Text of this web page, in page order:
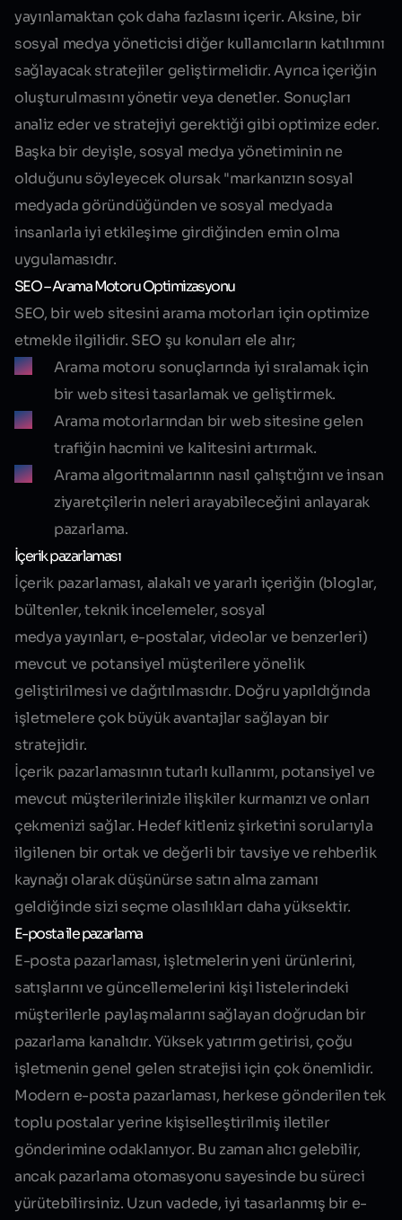
yayınlamaktan çok daha fazlasını içerir. Aksine, bir
sosyal medya yöneticisi diğer kullanıcıların katılımını
sağlayacak stratejiler geliştirmelidir. Ayrıca içeriğin
oluşturulmasını yönetir veya denetler. Sonuçları
analiz eder ve stratejiyi gerektiği gibi optimize eder.
Başka bir deyişle, sosyal medya yönetiminin ne
olduğunu söyleyecek olursak "markanızın sosyal
medyada göründüğünden ve sosyal medyada
insanlarla iyi etkileşime girdiğinden emin olma
uygulamasıdır.
SEO – Arama Motoru Optimizasyonu
SEO, bir web sitesini arama motorları için optimize
etmekle ilgilidir. SEO şu konuları ele alır;
Arama motoru sonuçlarında iyi sıralamak için
bir web sitesi tasarlamak ve geliştirmek.
Arama motorlarından bir web sitesine gelen
trafiğin hacmini ve kalitesini artırmak.
Arama algoritmalarının nasıl çalıştığını ve insan
ziyaretçilerin neleri arayabileceğini anlayarak
pazarlama.
İçerik pazarlaması
İçerik pazarlaması, alakalı ve yararlı içeriğin (bloglar,
bültenler, teknik incelemeler, sosyal
medya yayınları, e-postalar, videolar ve benzerleri)
mevcut ve potansiyel müşterilere yönelik
geliştirilmesi ve dağıtılmasıdır. Doğru yapıldığında
işletmelere çok büyük avantajlar sağlayan bir
stratejidir.
İçerik pazarlamasının tutarlı kullanımı, potansiyel ve
mevcut müşterilerinizle ilişkiler kurmanızı ve onları
çekmenizi sağlar. Hedef kitleniz şirketini sorularıyla
ilgilenen bir ortak ve değerli bir tavsiye ve rehberlik
kaynağı olarak düşünürse satın alma zamanı
geldiğinde sizi seçme olasılıkları daha yüksektir.
E-posta ile pazarlama
E-posta pazarlaması, işletmelerin yeni ürünlerini,
satışlarını ve güncellemelerini kişi listelerindeki
müşterilerle paylaşmalarını sağlayan doğrudan bir
pazarlama kanalıdır. Yüksek yatırım getirisi, çoğu
işletmenin genel gelen stratejisi için çok önemlidir.
Modern e-posta pazarlaması, herkese gönderilen tek
toplu postalar yerine kişiselleştirilmiş iletiler
gönderimine odaklanıyor. Bu zaman alıcı gelebilir,
ancak pazarlama otomasyonu sayesinde bu süreci
yürütebilirsiniz. Uzun vadede, iyi tasarlanmış bir e-